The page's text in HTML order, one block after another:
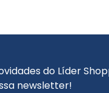
do Líder
newsletter!